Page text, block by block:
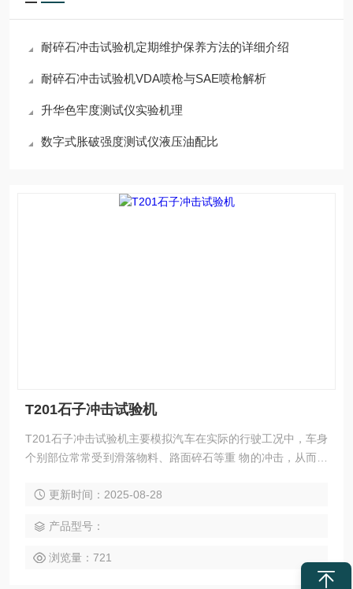
耐碎石冲击试验机定期维护保养方法的详细介绍
耐碎石冲击试验机VDA喷枪与SAE喷枪解析
升华色牢度测试仪实验机理
数字式胀破强度测试仪液压油配比
T201石子冲击试验机
T201石子冲击试验机主要模拟汽车在实际的行驶工况中，车身
个别部位常常受到滑落物料、路面碎石等重 物的冲击，从而产
数、气流速度、钢丸或碎 石的规格及质量、冲击持续时间以及
更新时间：2025-08-28
产品型号：
浏览量：721